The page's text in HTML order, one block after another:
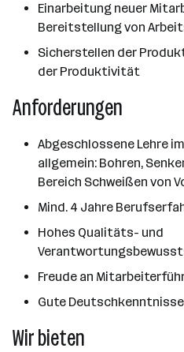
Einarbeitung neuer
Bereitstellung von
Sicherstellen der
der Produktivität
Anforderungen
Abgeschlossene Lehre
allgemein: Bohren,
Bereich Schweißen von
Mind. 4 Jahre
Hohes Qualitäts- und
Freude an
Gute
Wir bieten